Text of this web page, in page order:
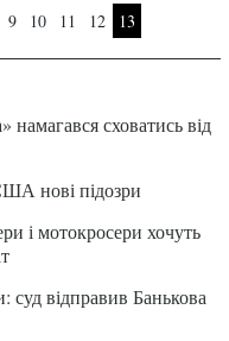
9 10 11 12 13
намагався сховатись від
нові підозри
і мотокросери хочуть
суд відправив Банькова